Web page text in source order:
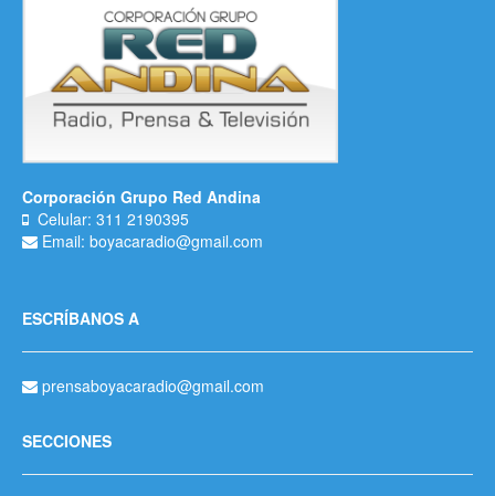
Corporación Grupo Red Andina
Celular: 311 2190395
Email: boyacaradio@gmail.com
ESCRÍBANOS A
prensaboyacaradio@gmail.com
SECCIONES